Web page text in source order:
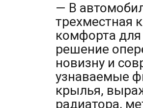
— В
трехместная
комфорта
решение
новизну и
узнаваемые
крылья,
радиатора,